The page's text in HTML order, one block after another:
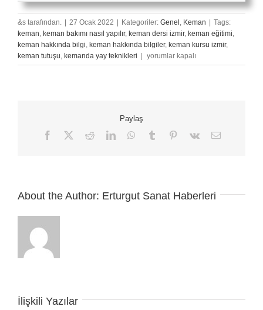
&s tarafından. | 27 Ocak 2022 | Kategoriler: Genel Keman | Tags:
keman keman bakımı nasıl yapılır, keman dersi izmir, keman eğitimi
keman hakkında bilgi keman hakkında bilgiler, keman kursu izmir,
keman tutuşu kemanda yay teknikleri |
Doğru
Keman
yorumlar kapalı
Paylaş
Facebook RedditLinkedInWhatsApp
Tumblr Pinterest
Vk
E-
About the Author: Erturgut Sanat Haberleri
İlişkili Yazılar